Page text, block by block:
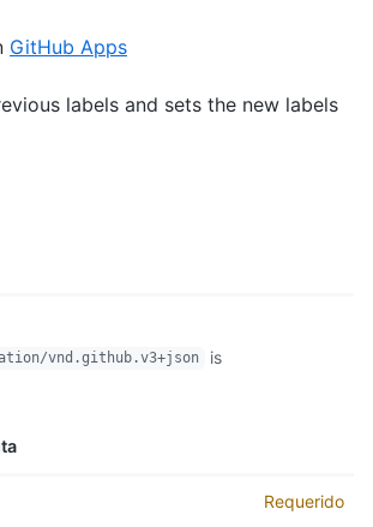
api.github.com/repos/octocat/Hello-
"New feature or request",
GitHub Apps
labels and sets the new labels
vnd.github.v3+json
is
Requerido